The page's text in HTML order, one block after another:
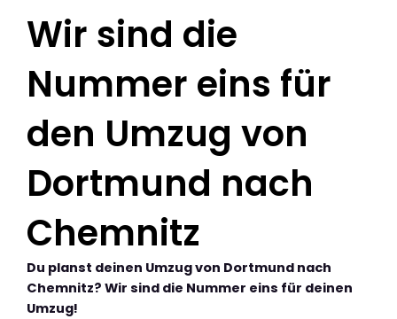
Wir sind die
Nummer eins für
den Umzug von
Dortmund nach
Chemnitz
Du planst deinen Umzug von Dortmund nach
Chemnitz? Wir sind die Nummer eins für deinen
Umzug!